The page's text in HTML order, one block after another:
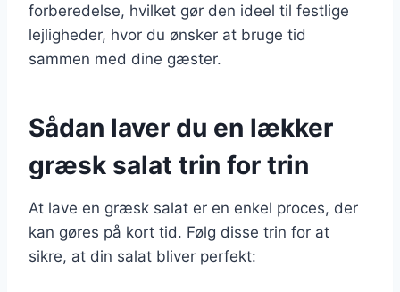
forberedelse, hvilket gør den ideel til festlige
lejligheder, hvor du ønsker at bruge tid
sammen med dine gæster.
Sådan laver du en lækker
græsk salat trin for trin
At lave en græsk salat er en enkel proces, der
kan gøres på kort tid. Følg disse trin for at
sikre, at din salat bliver perfekt: